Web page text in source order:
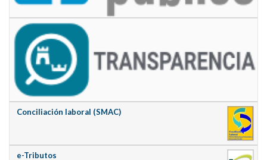
Conciliación laboral (SMAC)
e-Tributos